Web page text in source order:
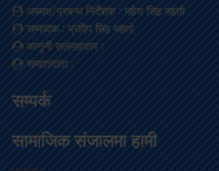
अध्यक्ष/प्रबन्ध निर्देशक: महेश सिंह महतो
सम्पादक: प्रदिप सिंह महतो
कानूनी सल्लाहकार:
सम्वाददाता:
सम्पर्क
सामाजिक संजालमा हामी